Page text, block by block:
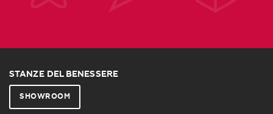
STANZE DEL BENESSERE
SHOWROOM